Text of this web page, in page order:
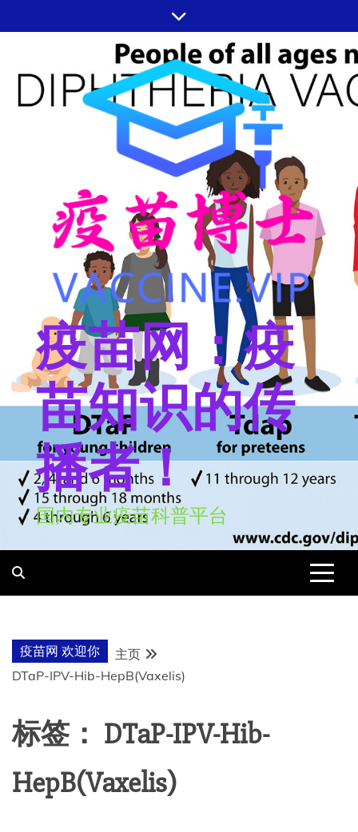
至
疫苗网：疫
苗知识的传
播者！
国内专业疫苗科普平台
疫苗网 欢迎你
主页
DTaP-IPV-Hib-HepB(Vaxelis)
标签： DTaP-IPV-Hib-
HepB(Vaxelis)